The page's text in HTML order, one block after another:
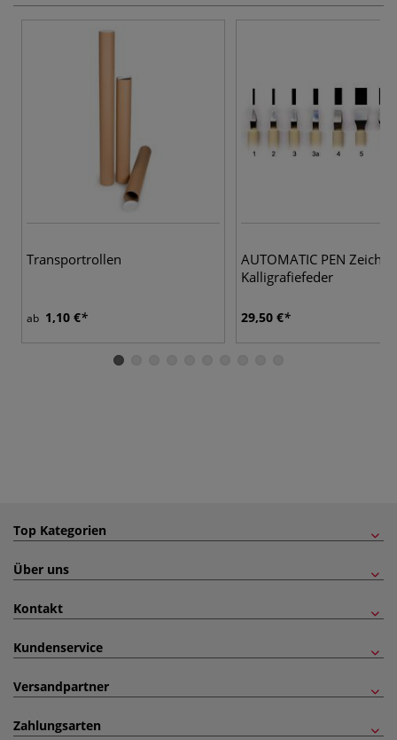
Transportrollen
ab 1,10 €
AUTOMATIC PEN
Kalligrafiefeder
29,50 €
Top Kategorien
Über uns
Kontakt
Kundenservice
Versandpartner
Zahlungsarten